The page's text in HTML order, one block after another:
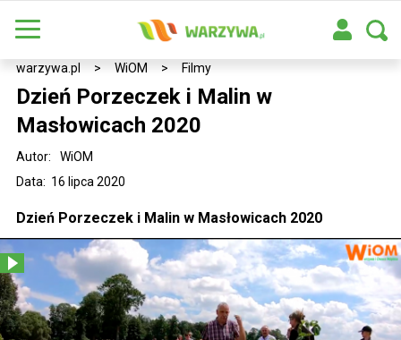
warzywa.pl > WiOM > Filmy
Dzień Porzeczek i Malin w
Masłowicach 2020
Data: 16 lipca 2020
Autor: WiOM
Dzień Porzeczek i Malin w Masłowicach 2020